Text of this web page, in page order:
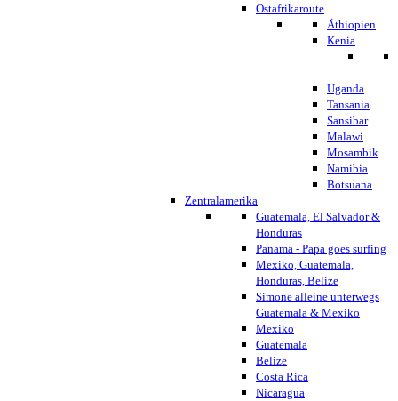
Ostafrikaroute
Äthiopien
Kenia
Uganda
Tansania
Sansibar
Malawi
Mosambik
Namibia
Botsuana
Zentralamerika
Guatemala, El Salvador &
Honduras
Panama - Papa goes surfing
Mexiko, Guatemala,
Honduras, Belize
Simone alleine unterwegs
Guatemala & Mexiko
Mexiko
Guatemala
Belize
Costa Rica
Nicaragua